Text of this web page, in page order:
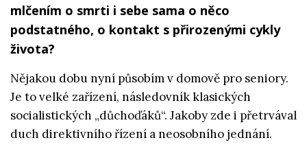
mlčením o smrti i sebe sama o něco
podstatného, o kontakt s přirozenými cykly
života?
Nějakou dobu nyní působím v domově pro seniory.
Je to velké zařízení, následovník klasických
socialistických „důchoďáků“. Jakoby zde i přetrvával
duch direktivního řízení a neosobního jednání.